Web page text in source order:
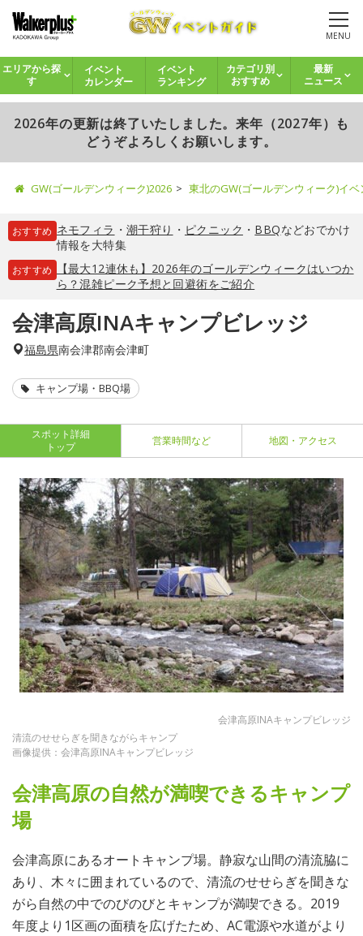
MENU
エリアから探
す
イベント
カレンダー
イベント
ランキング
カテゴリ別
おすすめ
最新
ニュース
2026年の更新は終了いたしました。来年（2027年）も
どうぞよろしくお願いします。
GW(ゴールデンウィーク)2026 東北のGW(ゴールデンウィーク)イ
おすすめ ネモフィラ ・ 潮干狩り ・ ピクニック ・ BBQなどおでかけ
情報を大特集
おすすめ
【最大12連休も】2026年のゴールデンウィークはいつか
ら？混雑ピーク予想と回避術をご紹介
会津高原INAキャンプビレッジ
福島県南会津郡南会津町
キャンプ場・BBQ場
スポット詳細
トップ
営業時間など 地図・アクセス
会津高原INAキャンプビレッジ
清流のせせらぎを聞きながらキャンプ
画像提供：会津高原INAキャンプビレッジ
会津高原の自然が満喫できるキャンプ
場
会津高原にあるオートキャンプ場。静寂な山間の清流脇に
あり、木々に囲まれているので、清流のせせらぎを聞きな
がら自然の中でのびのびとキャンプが満喫できる。2019
年度より1区画の面積を広げたため、AC電源や水道がより